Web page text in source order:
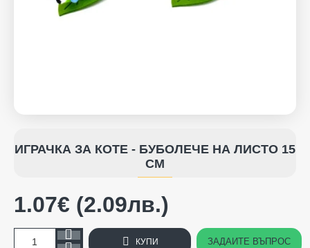
ИГРАЧКА ЗА КОТЕ - БУБОЛЕЧЕ НА ЛИСТО 15
СМ
1.07€ (2.09лв.)
КУПИ ЗАДАЙТЕ ВЪПРОС